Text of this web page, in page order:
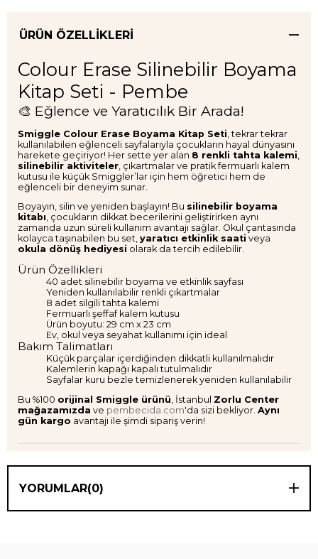
ÜRÜN ÖZELLIKLERI
Colour Erase Silinebilir Boyama
Kitap Seti - Pembe
🎨 Eğlence ve Yaratıcılık Bir Arada!
Smiggle Colour Erase Boyama Kitap Seti , tekrar tekrar
kullanılabilen eğlenceli sayfalarıyla çocukların hayal dünyasını
harekete geçiriyor! Her sette yer alan 8 renkli tahta kalemi
silinebilir aktiviteler , çıkartmalar ve pratik fermuarlı kalem
kutusu ile küçük Smiggler’lar için hem öğretici hem de
eğlenceli bir deneyim sunar.
Boyayın, silin ve yeniden başlayın! Bu silinebilir boyama
kitabı, çocukların dikkat becerilerini geliştirirken aynı
zamanda uzun süreli kullanım avantajı sağlar. Okul çantasında
kolayca taşınabilen bu set, yaratıcı etkinlik saati veya
okula dönüş hediyesi olarak da tercih edilebilir.
Ürün Özellikleri
40 adet silinebilir boyama ve etkinlik sayfası
Yeniden kullanılabilir renkli çıkartmalar
8 adet silgili tahta kalemi
Fermuarlı şeffaf kalem kutusu
Ürün boyutu: 29 cm x 23 cm
Ev, okul veya seyahat kullanımı için ideal
Bakım Talimatları
Küçük parçalar içerdiğinden dikkatli kullanılmalıdır
Kalemlerin kapağı kapalı tutulmalıdır
Sayfalar kuru bezle temizlenerek yeniden kullanılabilir
Bu %100 orijinal Smiggle ürünü , İstanbul Zorlu Center
mağazamızda ve pembecida.com'da sizi bekliyor. Aynı
gün kargo avantajı ile şimdi sipariş verin!
YORUMLAR(0)